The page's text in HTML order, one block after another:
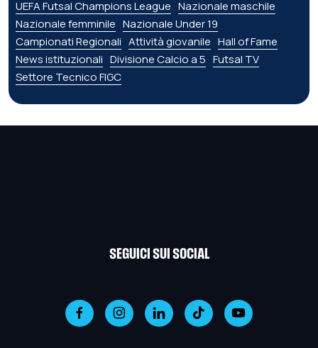
UEFA Futsal Champions League Nazionale maschile
Nazionale femminile Nazionale Under 19
Campionati Regionali Attività giovanile Hall of Fame
News istituzionali Divisione Calcio a 5 Futsal TV
Settore Tecnico FIGC
SEGUICI SUI SOCIAL